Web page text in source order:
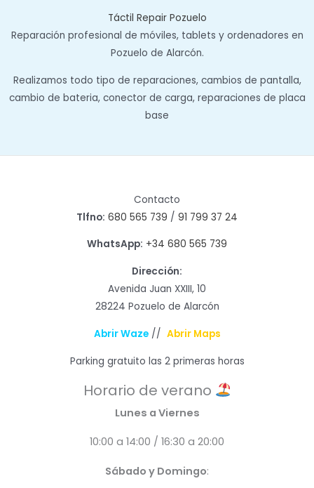
Táctil Repair Pozuelo
Reparación profesional de móviles, tablets y ordenadores en
Pozuelo de Alarcón.
Realizamos todo tipo de reparaciones, cambios de pantalla,
cambio de bateria, conector de carga, reparaciones de placa
base
Contacto
Tlfno: 680 565 739 / 91 799 37 24
WhatsApp: +34 680 565 739
Dirección:
Avenida Juan XXIII, 10
28224 Pozuelo de Alarcón
Abrir Waze// Abrir Maps
Parking gratuito las 2 primeras horas
Horario de verano
Lunes a Viernes
10:00 a 14:00 / 16:30 a 20:00
Sábado y Domingo: